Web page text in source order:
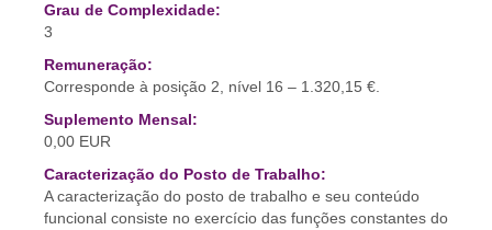
Grau de Complexidade:
3
Remuneração:
Corresponde à posição 2, nível 16 – 1.320,15 €.
Suplemento Mensal:
0,00 EUR
Caracterização do Posto de Trabalho:
A caracterização do posto de trabalho e seu conteúdo
funcional consiste no exercício das funções constantes do